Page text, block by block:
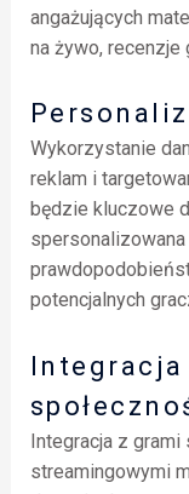
angażujących
na żywo, recenzje
Wykorzystanie
reklam i
będzie kluczowe
potencjalnych
Integracja
Integracja z
streamingowymi